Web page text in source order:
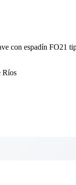
con espadín FO21
Ríos